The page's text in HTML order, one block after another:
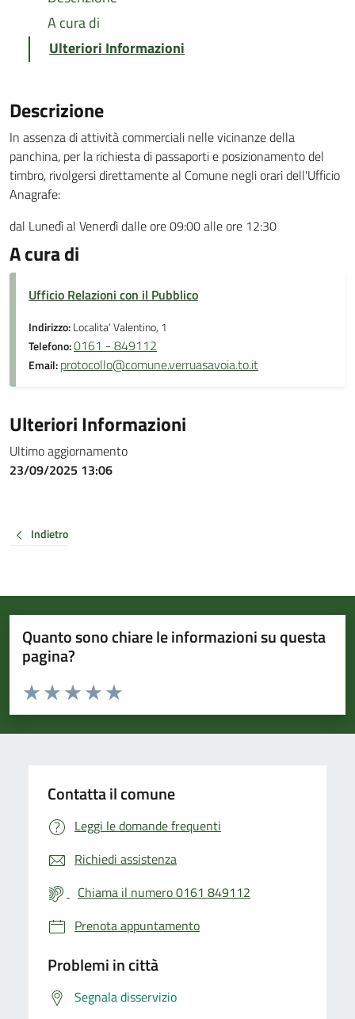
A cura di
Ulteriori Informazioni
Descrizione
In assenza di attività commerciali nelle vicinanze della
panchina, per la richiesta di passaporti e posizionamento del
timbro, rivolgersi direttamente al Comune negli orari dell'Ufficio
Anagrafe:
dal Lunedì al Venerdì dalle ore 09:00 alle ore 12:30
A cura di
Ufficio Relazioni con il Pubblico
Indirizzo:Localita' Valentino, 1
Telefono:0161 - 849112
Email:protocollo@comune.verruasavoia.to.it
Ulteriori Informazioni
Ultimo aggiornamento
23/09/2025 13:06
Indietro
Quanto sono chiare le informazioni su questa
pagina?
Valuta da 1 a 5 stelle la pagina
Valuta 5 stelle su 5
Valuta 4 stelle su 5
Valuta 3 stelle su 5
Valuta 2 stelle su 5
Valuta 1 stelle su 5
Contatta il comune
Leggi le domande frequenti
Richiedi assistenza
Chiama il numero 0161 849112
Prenota appuntamento
Problemi in città
Segnala disservizio